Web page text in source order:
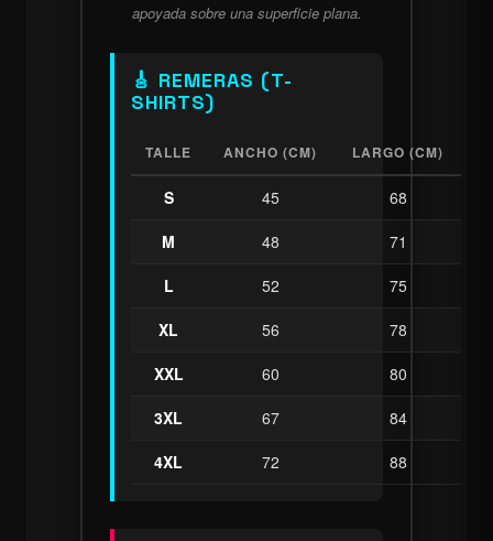
apoyada sobre una superficie plana.
🎸 REMERAS (T-
SHIRTS)
TALLE ANCHO (CM) LARGO (CM)
S 45
68
M
48
71
L
52
75
XL
56
78
XXL
60
80
3XL
67
84
4XL
72 88